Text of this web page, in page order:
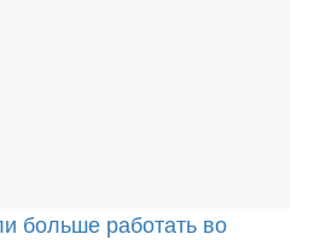
больше работать во